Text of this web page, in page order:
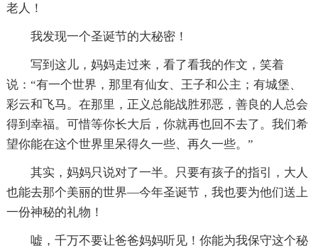
老人！
我发现一个圣诞节的大秘密！
写到这儿，妈妈走过来，看了看我的作文，笑着
说：“有一个世界，那里有仙女、王子和公主；有城堡、
彩云和飞马。在那里，正义总能战胜邪恶，善良的人总会
得到幸福。可惜等你长大后，你就再也回不去了。我们希
望你能在这个世界里呆得久一些、再久一些。”
其实，妈妈只说对了一半。只要有孩子的指引，大人
也能去那个美丽的世界—今年圣诞节，我也要为他们送上
一份神秘的礼物！
嘘，千万不要让爸爸妈妈听见！你能为我保守这个秘